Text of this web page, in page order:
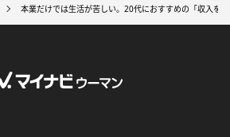
本業だけでは生活が苦しい。20代におすすめの「収入を